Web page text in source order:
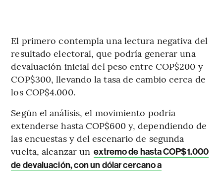
El primero contempla una lectura negativa del
resultado electoral, que podría generar una
devaluación inicial del peso entre COP$200 y
COP$300, llevando la tasa de cambio cerca de
los COP$4.000.
Según el análisis, el movimiento podría
extenderse hasta COP$600 y, dependiendo de
las encuestas y del escenario de segunda
vuelta, alcanzar un extremo de hasta COP$1.000
de devaluación, con un dólar cercano a